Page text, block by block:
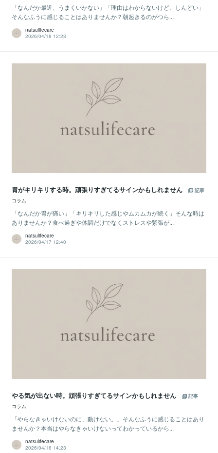
「なんだか最近、うまくいかない」「理由はわからないけど、しんどい」
そんなふうに感じることはありませんか？朝起きるのがつら...
natsulifecare
2026/04/18 12:23
胃がキリキリする時。頑張りすぎてるサインかもしれません
記事
コラム
「なんだか胃が痛い」「キリキリした感じやムカムカが続く」そんな時は
ありませんか？食べ過ぎや体調だけでなくストレスや緊張が...
natsulifecare
2026/04/17 12:40
やる気が出ない時。頑張りすぎてるサインかもしれません
記事
コラム
「やらなきゃいけないのに、動けない。」そんなふうに感じることはあり
ませんか？本当はやらなきゃいけないってわかっているから...
natsulifecare
2026/04/16 14:23